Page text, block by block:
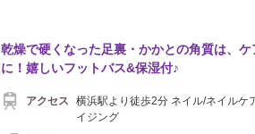
乾燥で硬くなった足裏・かかとの角質は、
に！嬉しいフットバス&保湿付♪
アクセス
横浜駅より徒歩2分 ネイル/ネイルケ
イジング